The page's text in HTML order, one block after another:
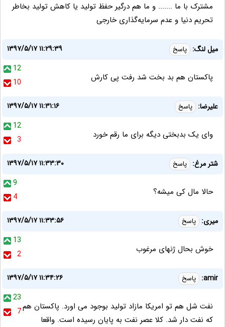
مشترک با ما ....... و ما هم درگیر حفظ تولید یا کاهش تولید بخاطر
تحریم دنیا و عدم سرمایه‌گذاری خارجی
میل لنگ: پاسخ
۱۳۹۷/۵/۱۷ ۱۱:۲۹:۳۹
12
10
پاکستان هم بد بخت شد رفت پی کارش
علیرضا: پاسخ
۱۳۹۷/۵/۱۷ ۱۱:۳۱:۱۶
12
3
وای یک بدبختی دیگه برای ما رقم خورد
شتر مرغ: پاسخ
۱۳۹۷/۵/۱۷ ۱۱:۳۳:۳۰
9
4
حالا مال کی میشه؟
میری: پاسخ
۱۳۹۷/۵/۱۷ ۱۱:۳۳:۵۶
13
2
خوش بحال ژنهای مرغوب
amir: پاسخ
۱۳۹۷/۵/۱۷ ۱۱:۳۴:۲۶
23
7نفت شل هم تو امریکا مازاد تولید بوجود می اورد. پاکستان هم
که نفت دار شد. کلا عصر نفت به پایان رسیده است. واقعا